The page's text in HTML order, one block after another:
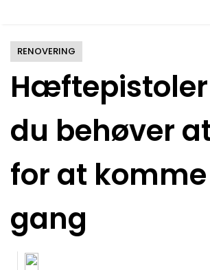
du behøver
for at
gang
RENOVERING